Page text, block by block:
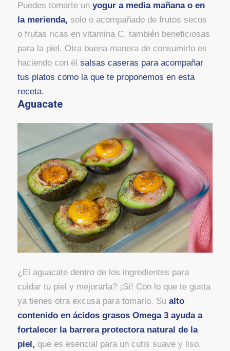
Puedes tomarte un yogur a media mañana o en
la merienda, solo o acompañado de frutos secos
o frutas ricas en vitamina C, también beneficiosas
para la piel. Otra buena manera de consumirlo es
haciendo con él salsas caseras para acompañar
tus platos como la que te proponemos en esta
receta.
Aguacate
¿El aguacate dentro de los ingredientes para
cuidar tu piel y mejorarla? ¡Sí! Con lo que te gusta
ya tienes otra excusa para tomarlo. Su alto
contenido en ácidos grasos Omega 3 ayuda a
fortalecer la barrera protectora natural de la
piel, que es esencial para un cutis suave y liso.